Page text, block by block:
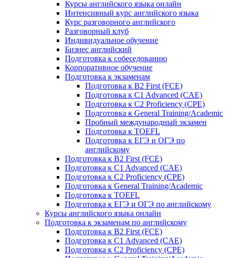
Курсы английского языка онлайн
Интенсивный курс английского языка
Курс разговорного английского
Разговорный клуб
Индивидуальное обучение
Бизнес английский
Подготовка к собеседованию
Корпоративное обучение
Подготовка к экзаменам
Подготовка к B2 First (FCE)
Подготовка к C1 Advanced (CAE)
Подготовка к C2 Proficiency (CPE)
Подготовка к General Training/Academic
Пробный международный экзамен
Подготовка к TOEFL
Подготовка к ЕГЭ и ОГЭ по
английскому
Подготовка к B2 First (FCE)
Подготовка к C1 Advanced (CAE)
Подготовка к C2 Proficiency (CPE)
Подготовка к General Training/Academic
Подготовка к TOEFL
Подготовка к ЕГЭ и ОГЭ по английскому
Курсы английского языка онлайн
Подготовка к экзаменам по английскому
Подготовка к B2 First (FCE)
Подготовка к C1 Advanced (CAE)
Подготовка к C2 Proficiency (CPE)